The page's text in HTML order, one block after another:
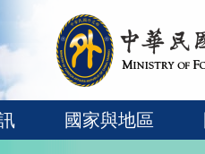
國家與地區